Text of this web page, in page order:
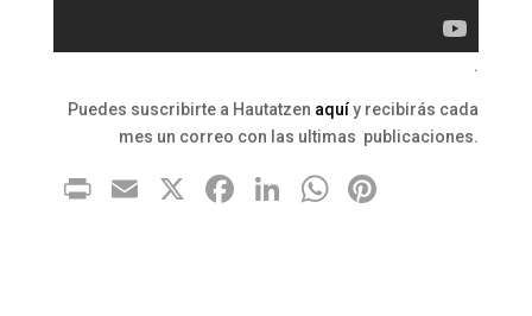
.
Puedes suscribirte a Hautatzen aquíy recibirás cada
mes un correo con las ultimas publicaciones.
Pr E
X
F
Li
W